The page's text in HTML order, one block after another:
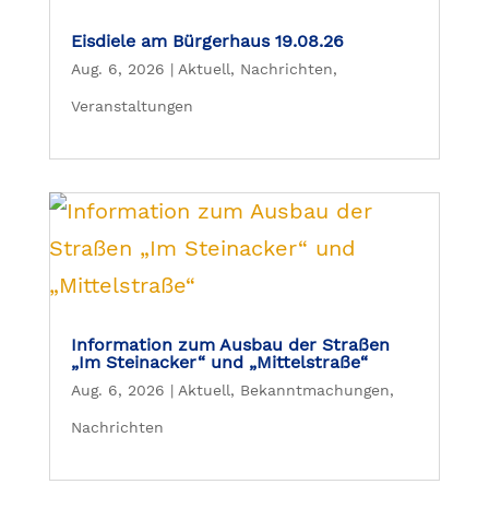
Eisdiele am Bürgerhaus 19.08.26
Aug. 6, 2026 | Aktuell, Nachrichten,
Veranstaltungen
Information zum Ausbau der Straßen
„Im Steinacker“ und „Mittelstraße“
Aug. 6, 2026 | Aktuell, Bekanntmachungen,
Nachrichten